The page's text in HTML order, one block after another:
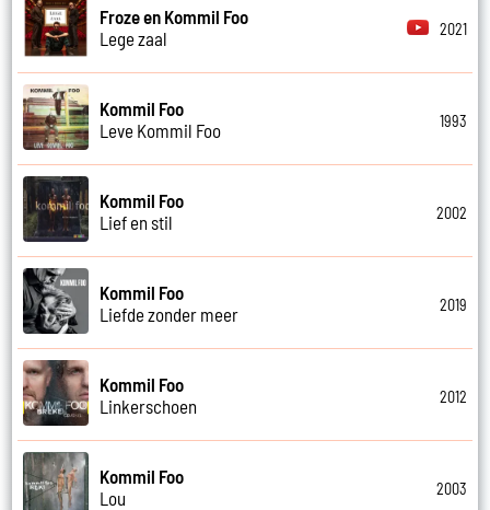
Froze en Kommil Foo
Lege zaal
2021
Kommil Foo
Leve Kommil Foo
1993
Kommil Foo
Lief en stil
2002
Kommil Foo
Liefde zonder meer
2019
Kommil Foo
Linkerschoen
2012
Kommil Foo
Lou
2003